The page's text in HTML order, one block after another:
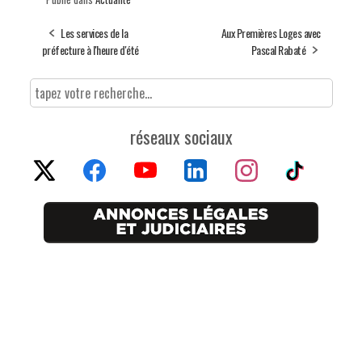
Les services de la
préfecture à l'heure d'été
Aux Premières Loges avec
Pascal Rabaté
réseaux sociaux